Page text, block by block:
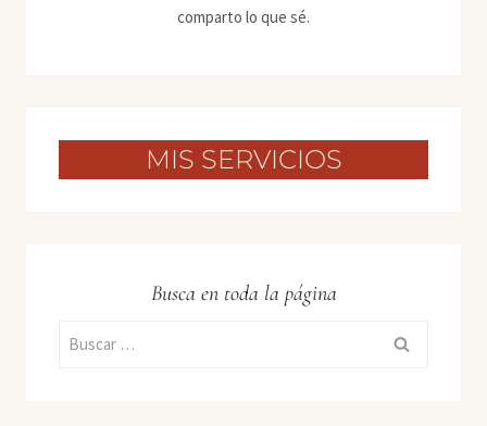
comparto lo que sé.
MIS SERVICIOS
Busca en toda la página
Buscar: